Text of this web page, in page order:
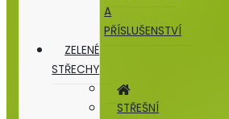
A
PŘÍSLUŠENSTVÍ
ZELENÉ
STŘECHY
STŘEŠNÍ